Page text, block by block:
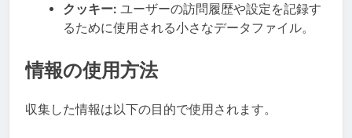
クッキー: ユーザーの訪問履歴や設定を記録す
るために使用される小さなデータファイル。
情報の使用方法
収集した情報は以下の目的で使用されます。